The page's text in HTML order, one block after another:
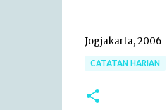
Jogjakarta, 2006
CATATAN HARIAN